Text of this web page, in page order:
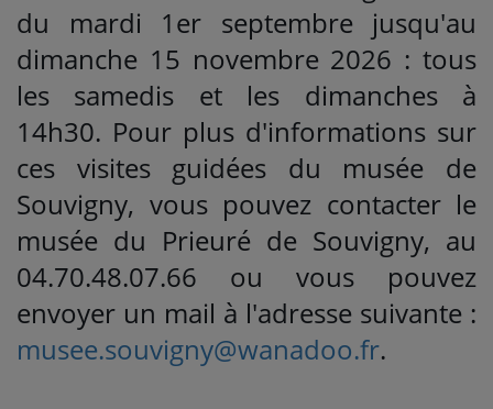
du mardi 1er septembre jusqu'au
dimanche 15 novembre 2026 : tous
les samedis et les dimanches à
14h30. Pour plus d'informations sur
ces visites guidées du musée de
Souvigny, vous pouvez contacter le
musée du Prieuré de Souvigny, au
04.70.48.07.66 ou vous pouvez
envoyer un mail à l'adresse suivante :
musee.souvigny@wanadoo.fr.